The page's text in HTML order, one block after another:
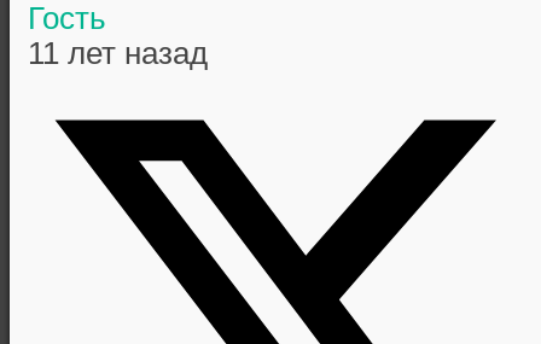
Гость
11 лет назад